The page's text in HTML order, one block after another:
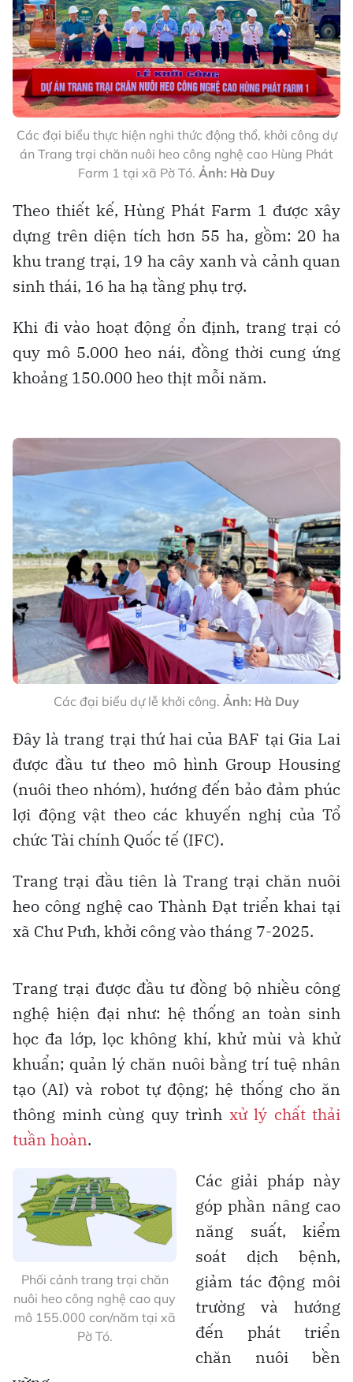
Các đại biểu thực hiện nghi thức động thổ, khởi công dự
án Trang trại chăn nuôi heo công nghệ cao Hùng Phát
Farm 1 tại xã Pờ Tó. Ảnh: Hà Duy
Theo thiết kế, Hùng Phát Farm 1 được xây
dựng trên diện tích hơn 55 ha, gồm: 20 ha
khu trang trại, 19 ha cây xanh và cảnh quan
sinh thái, 16 ha hạ tầng phụ trợ.
Khi đi vào hoạt động ổn định, trang trại có
quy mô 5.000 heo nái, đồng thời cung ứng
khoảng 150.000 heo thịt mỗi năm.
Các đại biểu dự lễ khởi công. Ảnh: Hà Duy
Đây là trang trại thứ hai của BAF tại Gia Lai
được đầu tư theo mô hình Group Housing
(nuôi theo nhóm), hướng đến bảo đảm phúc
lợi động vật theo các khuyến nghị của Tổ
chức Tài chính Quốc tế (IFC).
Trang trại đầu tiên là Trang trại chăn nuôi
heo công nghệ cao Thành Đạt triển khai tại
xã Chư Pưh, khởi công vào tháng 7-2025.
Trang trại được đầu tư đồng bộ nhiều công
nghệ hiện đại như: hệ thống an toàn sinh
học đa lớp, lọc không khí, khử mùi và khử
khuẩn; quản lý chăn nuôi bằng trí tuệ nhân
tạo (AI) và robot tự động; hệ thống cho ăn
thông minh cùng quy trình xử lý chất thải
tuần hoàn.
Phối cảnh trang trại chăn
nuôi heo công nghệ cao quy
mô 155.000 con/năm tại xã
Pờ Tó.
Các giải pháp này
góp phần nâng cao
năng suất, kiểm
soát dịch bệnh,
giảm tác động môi
trường và hướng
đến phát triển
chăn nuôi bền